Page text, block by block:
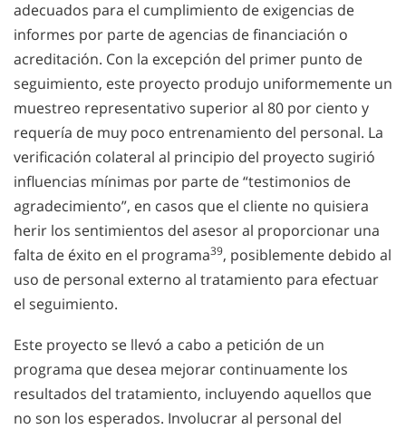
adecuados para el cumplimiento de exigencias de
informes por parte de agencias de financiación o
acreditación. Con la excepción del primer punto de
seguimiento, este proyecto produjo uniformemente un
muestreo representativo superior al 80 por ciento y
requería de muy poco entrenamiento del personal. La
verificación colateral al principio del proyecto sugirió
influencias mínimas por parte de “testimonios de
agradecimiento”, en casos que el cliente no quisiera
herir los sentimientos del asesor al proporcionar una
falta de éxito en el programa39, posiblemente debido al
uso de personal externo al tratamiento para efectuar
el seguimiento.
Este proyecto se llevó a cabo a petición de un
programa que desea mejorar continuamente los
resultados del tratamiento, incluyendo aquellos que
no son los esperados. Involucrar al personal del